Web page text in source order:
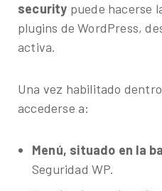
security puede hacerse
plugins de WordPress,
activa.
Una vez habilitado
accederse a:
Menú, situado en la
Seguridad WP.